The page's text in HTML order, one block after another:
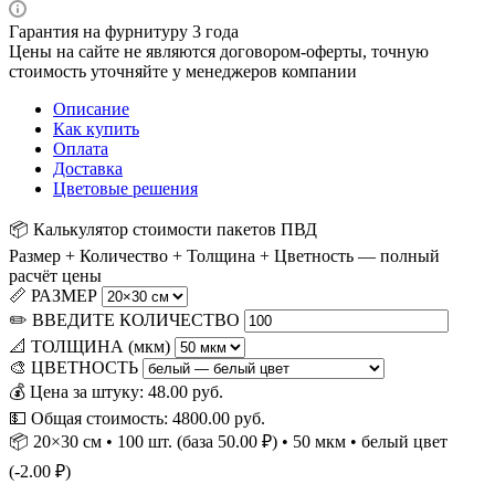
Гарантия на фурнитуру 3 года
Цены на сайте не являются договором-оферты, точную
стоимость уточняйте у менеджеров компании
Описание
Как купить
Оплата
Доставка
Цветовые решения
📦 Калькулятор стоимости пакетов ПВД
Размер + Количество + Толщина + Цветность — полный
расчёт цены
📏 РАЗМЕР
✏️ ВВЕДИТЕ КОЛИЧЕСТВО
📐 ТОЛЩИНА (мкм)
🎨 ЦВЕТНОСТЬ
💰 Цена за штуку: 48.00 руб.
💵 Общая стоимость: 4800.00 руб.
📦 20×30 см • 100 шт. (база 50.00 ₽) • 50 мкм • белый цвет
(-2.00 ₽)